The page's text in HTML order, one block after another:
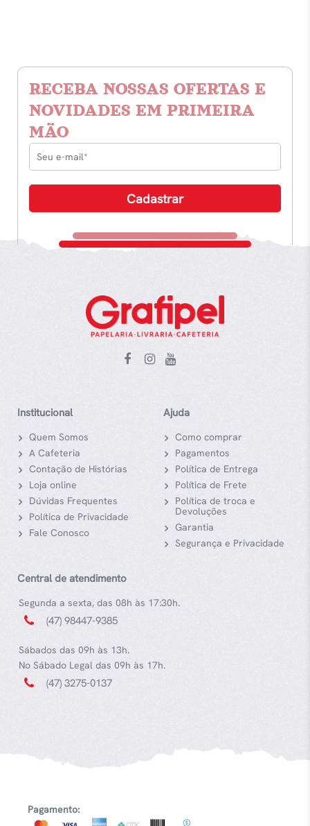
RECEBA NOSSAS OFERTAS E
NOVIDADES EM PRIMEIRA
MÃO
Institucional
Quem Somos
A Cafeteria
Contação de Histórias
Loja online
Dúvidas Frequentes
Política de Privacidade
Fale Conosco
Ajuda
Como comprar
Pagamentos
Política de Entrega
Política de Frete
Política de troca e
Devoluções
Garantia
Segurança e Privacidade
Central de atendimento
Segunda a sexta, das 08h às 17:30h.
(47) 98447-9385
Sábados das 09h às 13h.
No Sábado Legal das 09h às 17h.
(47) 3275-0137
Pagamento: